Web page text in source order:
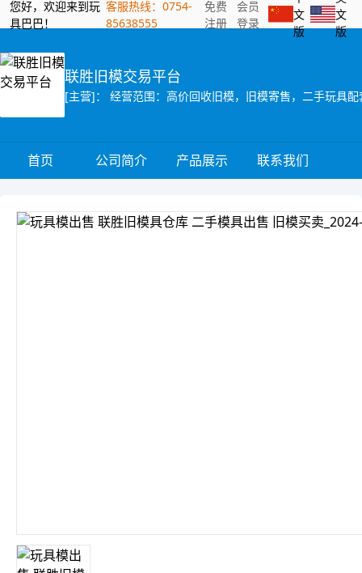
您好，欢迎来到玩
具巴巴！
客服热线：0754-
85638555
免费
注册
会员
登录
文
版
文
版
联胜旧模交易平台
[主营]： 经营范围：高价回收旧模，旧模寄售，二手玩具
首页 公司简介 产品展示 联系我们